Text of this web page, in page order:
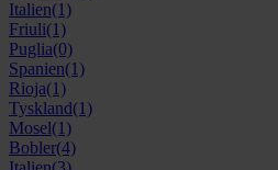
Italien(1)
Friuli(1)
Puglia(0)
Spanien(1)
Rioja(1)
Tyskland(1)
Mosel(1)
Bobler(4)